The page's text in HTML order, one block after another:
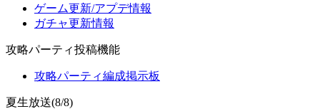
ゲーム更新/アプデ情報
ガチャ更新情報
攻略パーティ投稿機能
攻略パーティ編成掲示板
夏生放送(8/8)